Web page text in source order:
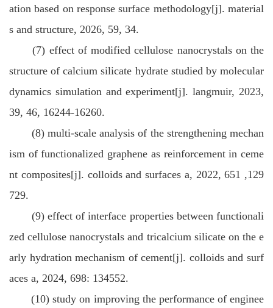
ation based on response surface methodology[j]. material
s and structure, 2026, 59, 34.
(7) effect of modified cellulose nanocrystals on the
structure of calcium silicate hydrate studied by molecular
dynamics simulation and experiment[j]. langmuir, 2023,
39, 46, 16244-16260.
(8) multi-scale analysis of the strengthening mechan
ism of functionalized graphene as reinforcement in ceme
nt composites[j]. colloids and surfaces a, 2022, 651 ,129
729.
(9) effect of interface properties between functionali
zed cellulose nanocrystals and tricalcium silicate on the e
arly hydration mechanism of cement[j]. colloids and surf
aces a, 2024, 698: 134552.
(10) study on improving the performance of enginee